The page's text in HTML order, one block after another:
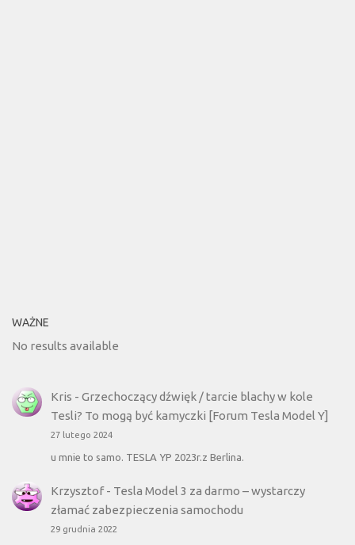
WAŻNE
No results available
Kris - Grzechoczący dźwięk / tarcie blachy w kole
Tesli? To mogą być kamyczki [Forum Tesla Model Y]
27 lutego 2024
u mnie to samo. TESLA YP 2023r.z Berlina.
Krzysztof- Tesla Model 3 za darmo – wystarczy
złamać zabezpieczenia samochodu
29 grudnia 2022